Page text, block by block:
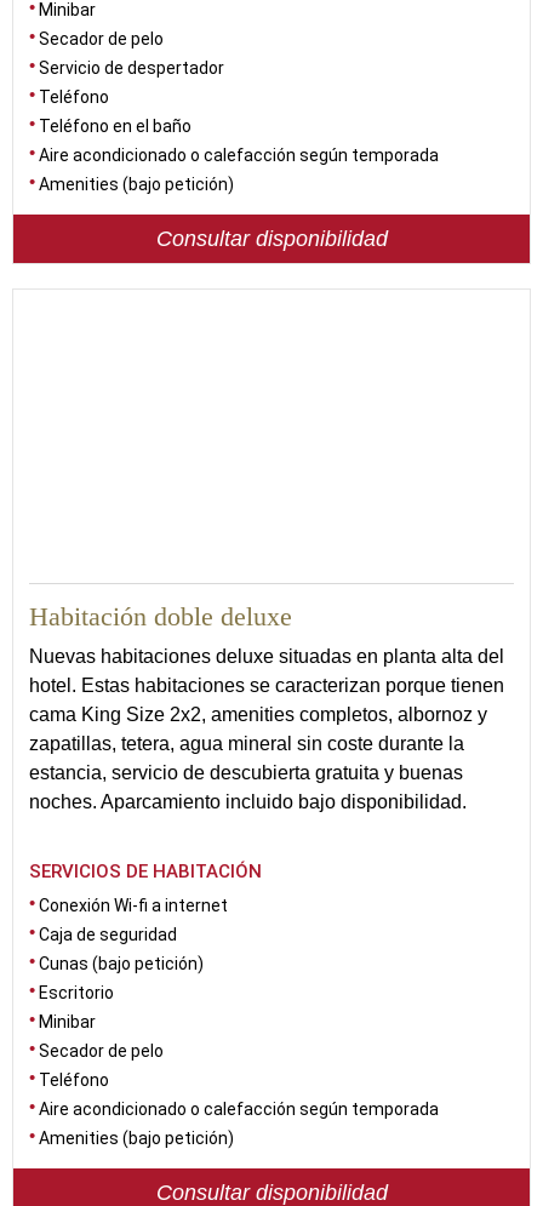
Minibar
Secador de pelo
Servicio de despertador
Teléfono
Teléfono en el baño
Aire acondicionado o calefacción según temporada
Amenities (bajo petición)
Consultar disponibilidad
Habitación doble deluxe
Nuevas habitaciones deluxe situadas en planta alta del
hotel. Estas habitaciones se caracterizan porque tienen
cama King Size 2x2, amenities completos, albornoz y
zapatillas, tetera, agua mineral sin coste durante la
estancia, servicio de descubierta gratuita y buenas
noches. Aparcamiento incluido bajo disponibilidad.
SERVICIOS DE HABITACIÓN
Conexión Wi-fi a internet
Caja de seguridad
Cunas (bajo petición)
Escritorio
Minibar
Secador de pelo
Teléfono
Aire acondicionado o calefacción según temporada
Amenities (bajo petición)
Consultar disponibilidad